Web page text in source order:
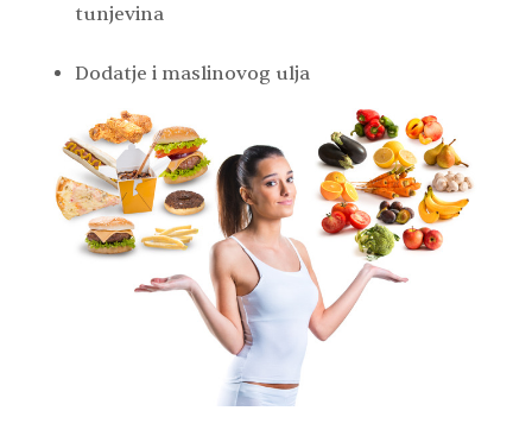
tunjevina
Dodatje i maslinovog ulja